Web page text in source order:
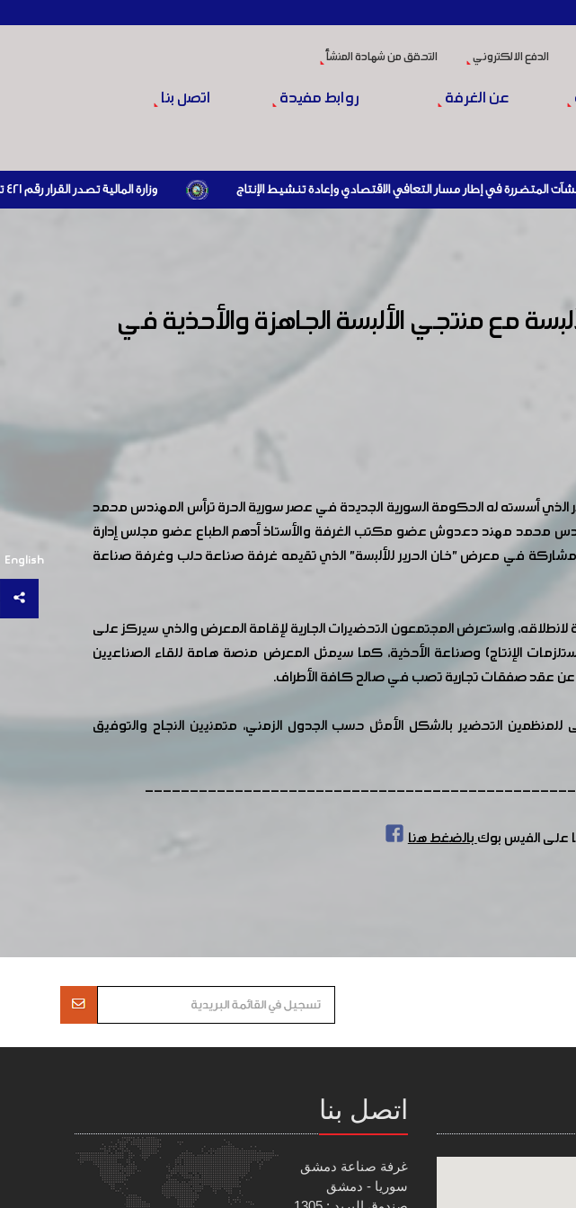
الدفع الالكتروني التحقق من شهادة المنشأ
عن الغرفة روابط مفيدة اتصل بنا
وزارة المالية تصدر القرار رقم 421 تاريخ 24/3/2026 المتضمن الزام المستوردين بإبراز براءة ذمة مالية سارية صادرة عن الهيئة العامة للضرائب والرسوم أو مديرياتها عند القيام بعمليات الاستيراد
English
مع منتجي الألبسة الجاهزة والأحذية في
أسسته له الحكومة السورية الجديدة في عصر سورية الحرة ترأس المهندس محمد
محمد مهند دعدوش عضو مكتب الغرفة والأستاذ أدهم الطباع عضو مجلس إدارة
في معرض "خان الحرير للألبسة" الذي تقيمه غرفة صناعة حلب وغرفة صناعة
لانطلاقه، واستعرض المجتمعون التحضيرات الجارية لإقامة المعرض والذي سيركز على
الإنتاج) وصناعة الأحذية، كما سيمثل المعرض منصة هامة للقاء الصناعيين
عن عقد صفقات تجارية تصب في صالح كافة الأطراف.
التحضير بالشكل الأمثل حسب الجدول الزمني، متمنيين النجاح والتوفيق
على الفيس بوكبالضغط هنا
اتصل بنا
غرفة صناعة دمشق
سوريا - دمشق